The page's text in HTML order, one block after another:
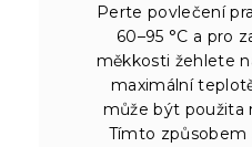
Perte povlečení
60–95 °C a pro
měkkosti žehlete
maximální
může být použita
Tímto způsobem